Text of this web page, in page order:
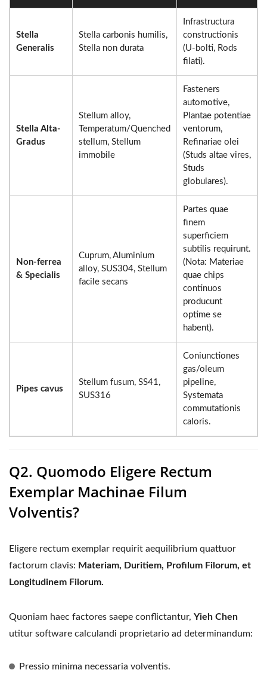
Stella
Generalis
Stella carbonis humilis,
Stella non durata
Infrastructura
constructionis
(U-bolti, Rods
filati).
Stella Alta-
Gradus
Stellum alloy,
Temperatum/Quenched
stellum, Stellum
immobile
Fasteners
automotive,
Plantae potentiae
ventorum,
Refinariae olei
(Studs altae vires,
Studs
globulares).
Non-ferrea
& Specialis
Cuprum, Aluminium
alloy, SUS304, Stellum
facile secans
Partes quae
finem
superficiem
subtilis requirunt.
(Nota: Materiae
quae chips
continuos
producunt
optime se
habent).
Pipes cavus
Stellum fusum, SS41,
SUS316
Coniunctiones
gas/oleum
pipeline,
Systemata
commutationis
caloris.
Q2. Quomodo Eligere Rectum
Exemplar Machinae Filum
Volventis?
Eligere rectum exemplar requirit aequilibrium quattuor
factorum clavis: Materiam, Duritiem, Profilum Filorum, et
Longitudinem Filorum.
Quoniam haec factores saepe conflictantur, Yieh Chen
utitur software calculandi proprietario ad determinandum:
Pressio minima necessaria volventis.